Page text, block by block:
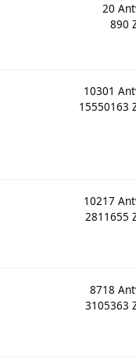
20
890
10301
15550163
10217
2811655
8718
3105363